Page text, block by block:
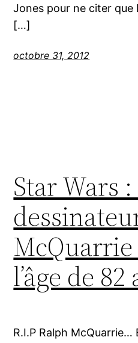
Jones pour ne citer que
[…]
octobre 31, 2012
Star Wars
l’âge de 82
R.I.P Ralph McQuarrie…